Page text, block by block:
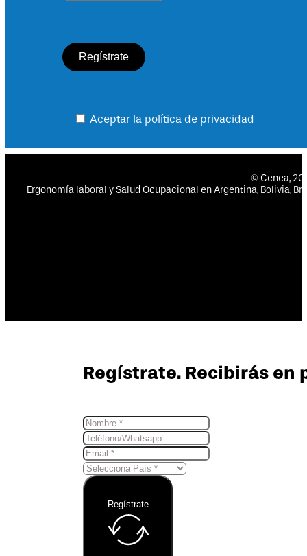
Aceptar la política de privacidad
© Cenea,
Ergonomía laboral y Salud Ocupacional en Argentina, Bolivia,
Regístrate. Recibirás en
Regístrate